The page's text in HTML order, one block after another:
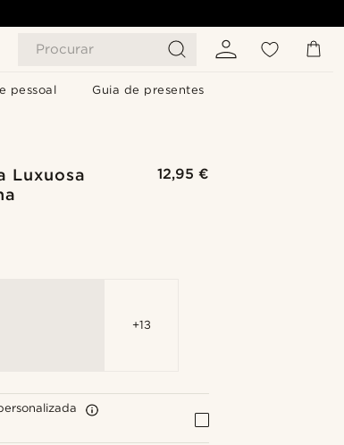
Procurar
pessoal Guia de presentes
Luxuosa
12,95 €
+13